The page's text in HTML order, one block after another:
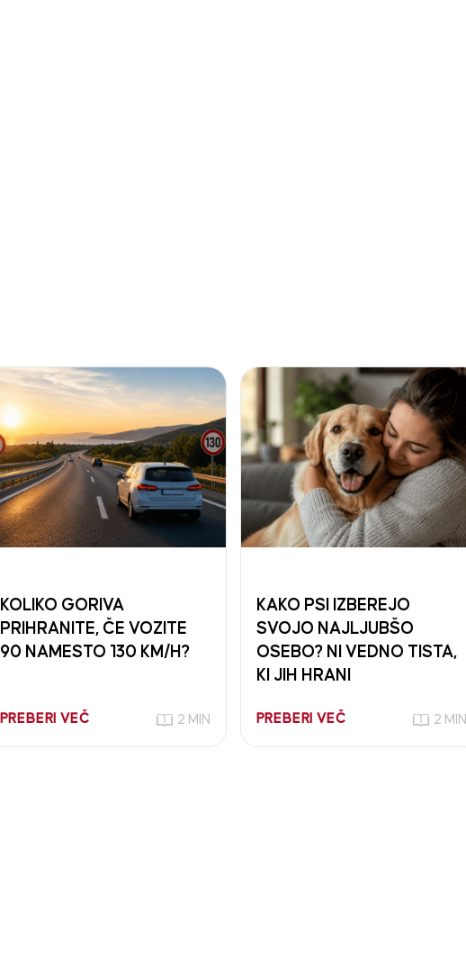
KOLIKO GORIVA
PRIHRANITE, ČE VOZITE
90 NAMESTO 130 KM/H?
PREBERI VEČ 2 MIN
KAKO PSI IZBEREJO
SVOJO NAJLJUBŠO
OSEBO? NI VEDNO TISTA,
KI JIH HRANI
PREBERI VEČ 2 MIN